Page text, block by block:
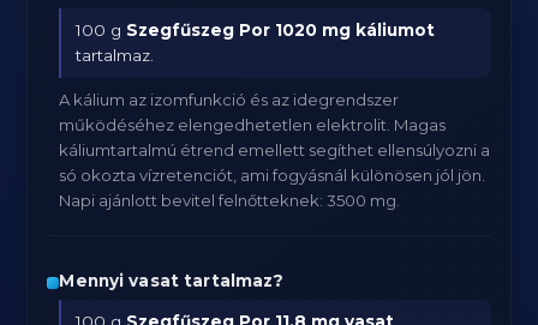
100 g Szegfűszeg Por 1020 mg káliumot
tartalmaz.
A kálium az izomfunkció és az idegrendszer
működéséhez elengedhetetlen elektrolit. Magas
káliumtartalmú étrend emellett segíthet ellensúlyozni a
só okozta vízretenciót, ami fogyásnál különösen jól jön.
Napi ajánlott bevitel felnőtteknek: 3500 mg.
Mennyi vasat tartalmaz?